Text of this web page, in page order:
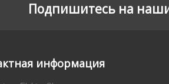
Подпишитесь на
информация